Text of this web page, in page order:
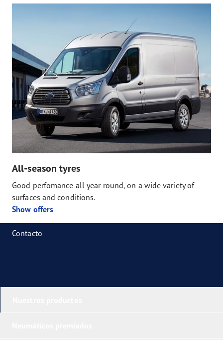
All-season tyres
Good perfomance all year round, on a wide variety of
surfaces and conditions.
Show offers
Contacto